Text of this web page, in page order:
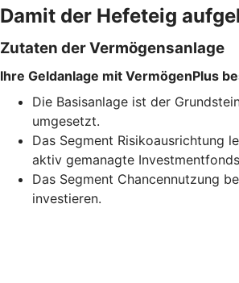
Damit der Hefeteig
Zutaten der Vermögensanlage
Ihre Geldanlage mit VermögenPlus
Die Basisanlage ist der
umgesetzt.
Das Segment Risikoausrichtung
aktiv gemanagte
Das Segment Chancennutzung
investieren.